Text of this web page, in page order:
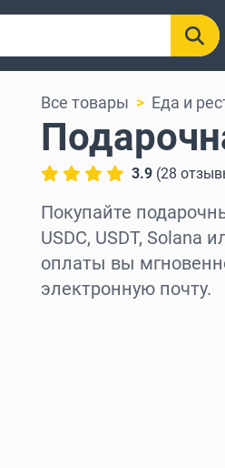
Все товары Еда и
3.9 (28
Покупайте
USDC, USDT, Solana
оплаты вы
электронную почту.